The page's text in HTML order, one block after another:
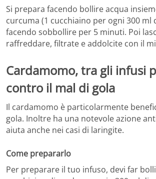
Si prepara facendo bollire acqua
curcuma (1 cucchiaino per ogni 300 ml
facendo sobbollire per 5 minuti. Poi
raffreddare, filtrate e addolcite con il
Cardamomo, tra gli infusi
contro il mal di gola
Il cardamomo è particolarmente
gola. Inoltre ha una notevole azione
aiuta anche nei casi di laringite.
Come prepararlo
Per preparare il tuo infuso, devi far